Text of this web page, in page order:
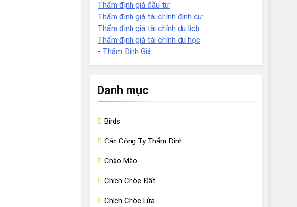
Thẩm định giá đầu tư
Thẩm định giá tài chính định cư
Thẩm định giá tài chính du lịch
Thẩm định giá tài chính du học
- Thẩm Định Giá
Danh mục
Birds
Các Công Ty Thẩm Định
Chào Mào
Chích Chòe Đất
Chích Chòe Lửa